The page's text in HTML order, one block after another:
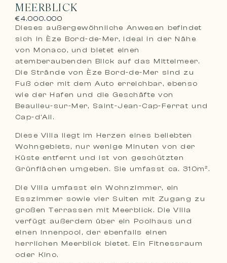
EERBLICK
€4.000.000
Dieses außergewöhnliche Anwesen befindet
sich in Èze Bord-de-Mer, ideal in der Nähe
von Monaco, und bietet einen
atemberaubenden Blick auf das Mittelmeer.
Die Strände von Èze Bord-de-Mer sind zu
Fuß oder mit dem Auto erreichbar, ebenso
wie der Hafen und die Geschäfte von
Beaulieu-sur-Mer, Saint-Jean-Cap-Ferrat und
Cap-d’Ail.
Diese Villa liegt im Herzen eines beliebten
Wohngebiets, nur wenige Minuten von der
Küste entfernt und ist von geschützten
Grünflächen umgeben. Sie umfasst ca. 310m².
Die Villa umfasst ein Wohnzimmer, ein
Esszimmer sowie vier Suiten mit Zugang zu
großen Terrassen mit Meerblick. Die Villa
verfügt außerdem über ein Poolhaus und
einen Innenpool, der ebenfalls einen
herrlichen Meerblick bietet. Ein Fitnessraum
oder Kino.